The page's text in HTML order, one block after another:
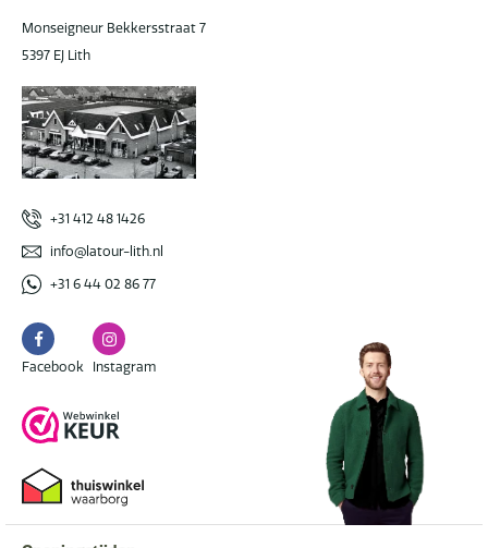
Monseigneur Bekkersstraat 7
5397 EJ Lith
+31 412 48 1426
info@latour-lith.nl
+31 6 44 02 86 77
Facebook
Facebook
Instagram
Instagram